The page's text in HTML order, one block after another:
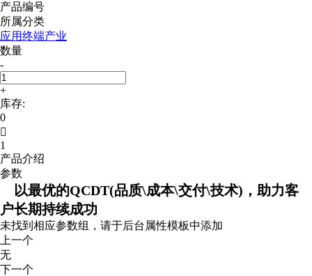
产品编号
所属分类
应用终端产业
数量
-
+
库存:
0

1
产品介绍
参数
以最优的QCDT(品质\成本\交付\技术)，助力客
户长期持续成功
未找到相应参数组，请于后台属性模板中添加
上一个
无
下一个